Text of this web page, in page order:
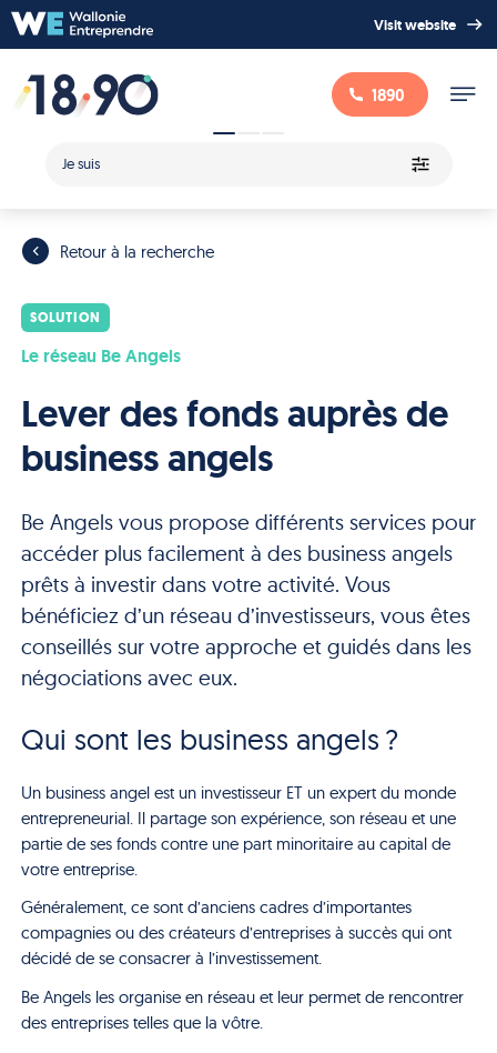
Visit website
1890
Je suis
Retour à la recherche
SOLUTION
Le réseau Be Angels
Lever des fonds auprès de
business angels
Be Angels vous propose différents services pour
accéder plus facilement à des business angels
prêts à investir dans votre activité. Vous
bénéficiez d’un réseau d’investisseurs, vous êtes
conseillés sur votre approche et guidés dans les
négociations avec eux.
Qui sont les business angels ?
Un business angelest uninvestisseur ET un expert du monde
entrepreneurial. Il partage son expérience, son réseau et une
partie de ses fonds contre une part minoritaire au capital de
votre entreprise.
Généralement, ce sont d’anciens cadres d’importantes
compagnies ou des créateurs d’entreprises à succès qui ont
décidé de se consacrer à l’investissement.
Be Angelsles organise en réseau et leur permet de rencontrer
des entreprises telles que la vôtre.